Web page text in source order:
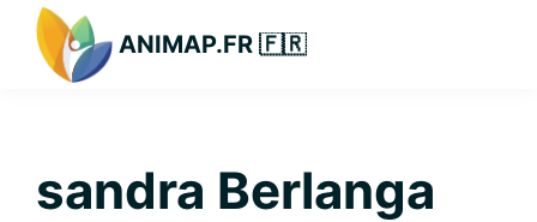
Passer
Passer
Passer
principale
ANIMAP.FR 🇫🇷
sandra Berlanga